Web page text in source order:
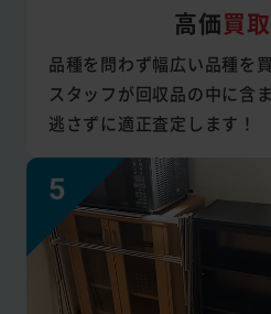
高価買取
品種を問わず幅広い品種を
スタッフが回収品の中に含
逃さずに適正査定します！